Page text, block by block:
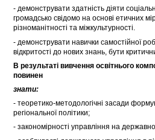
- демонструвати здатність діяти
громадсько свідомо на основі етичних
різноманітності та міжкультурності.
- демонструвати навички самостійної
відкритості до нових знань, бути
В результаті вивчення освітнього
повинен
знати:
- теоретико-методологічні засади
регіональної політики;
- закономірності управління на